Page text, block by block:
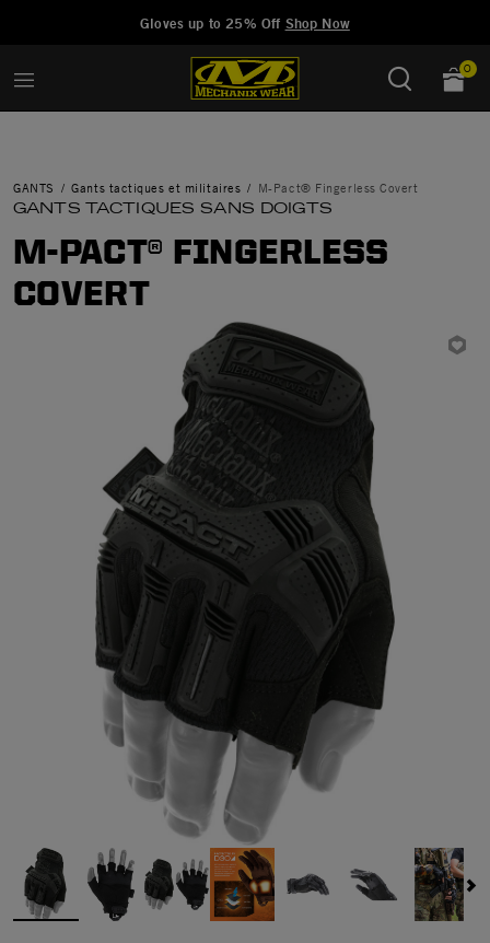
Gloves up to 25% Off Shop Now
0
GANTS Gants tactiques et militaires M-Pact® Fingerless Covert
GANTS TACTIQUES SANS DOIGTS
M-PACT® FINGERLESS
COVERT
Manage Wishlist